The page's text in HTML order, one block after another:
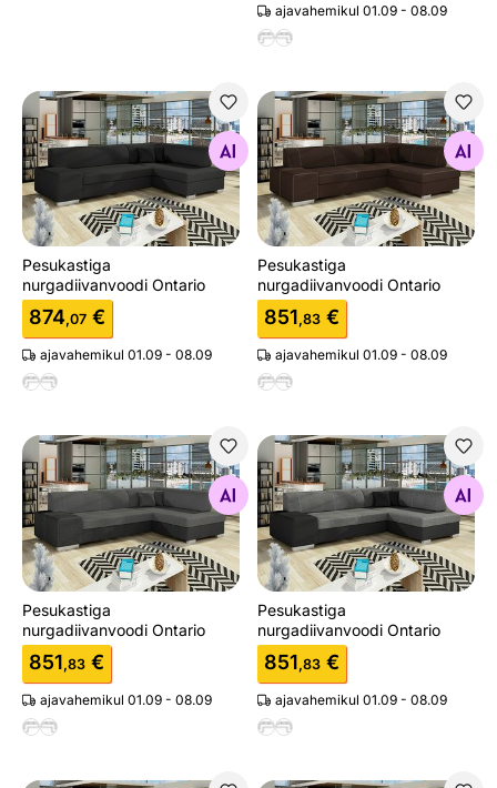
ajavahemikul 01.09 - 08.09
Pesukastiga nurgadiivanvoodi Ontario
Otsi sarnaseid
Pesukastiga
nurgadiivanvoodi Ontario
874,07 €
ajavahemikul 01.09 - 08.09
Pesukastiga
Otsi sarnaseid
Pesukastiga
nurgadiivanvoodi Ontario
851,83 €
ajavahemikul 01.09 - 08.09
Pesukastiga nurgadiivanvoodi Ontario
Otsi sarnaseid
Pesukastiga
nurgadiivanvoodi Ontario
851,83 €
ajavahemikul 01.09 - 08.09
Pesukastiga
Otsi sarnaseid
Pesukastiga
nurgadiivanvoodi Ontario
851,83 €
ajavahemikul 01.09 - 08.09